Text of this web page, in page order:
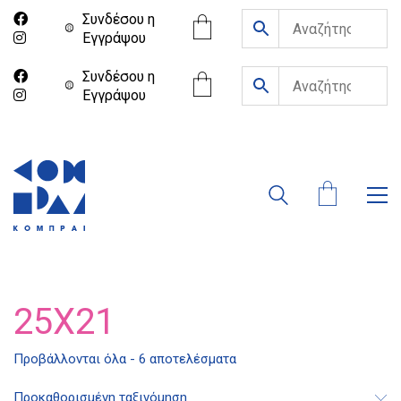
Συνδέσου η
Eγγράψου
Συνδέσου η
Eγγράψου
25X21
Προβάλλονται όλα - 6 αποτελέσματα
Προκαθορισμένη ταξινόμηση